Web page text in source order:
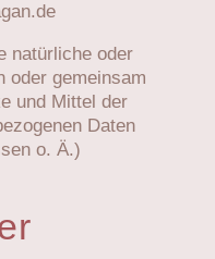
natürliche oder
oder gemeinsam
und Mittel der
Daten
o. Ä.)